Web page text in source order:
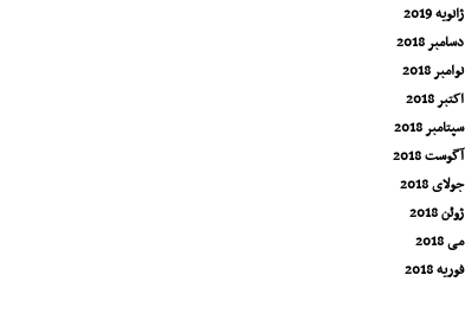
ژانویه 2019
دسامبر 2018
نوامبر 2018
اکتبر 2018
سپتامبر 2018
آگوست 2018
جولای 2018
ژوئن 2018
می 2018
فوریه 2018